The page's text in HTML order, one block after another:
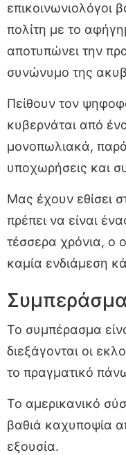
επικοινωνιολόγοι
πολίτη με το
αποτυπώνει την
συνώνυμο της
Πείθουν τον
κυβερνάται από
μονοπωλιακά, παρά
υποχωρήσεις και
Μας έχουν εθίσει
πρέπει να είναι
τέσσερα χρόνια, ο
καμία ενδιάμεση
Το συμπέρασμα
διεξάγονται οι
το πραγματικό
Το αμερικανικό
βαθιά καχυποψία
εξουσία.